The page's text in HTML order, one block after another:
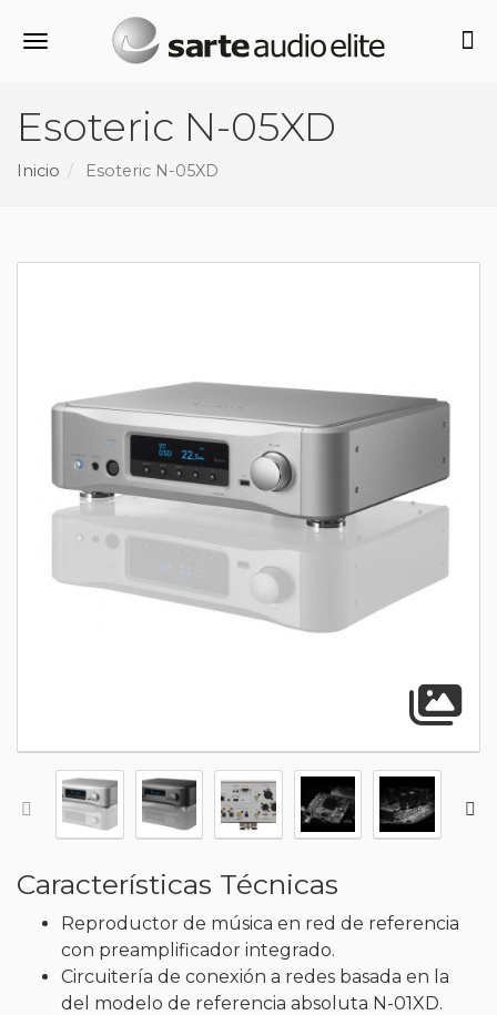
Alternar navegación
Esoteric N-05XD
Inicio Esoteric N-05XD
Características Técnicas
Reproductor de música en red de referencia
con preamplificador integrado.
Circuitería de conexión a redes basada en la
del modelo de referencia absoluta N-01XD.